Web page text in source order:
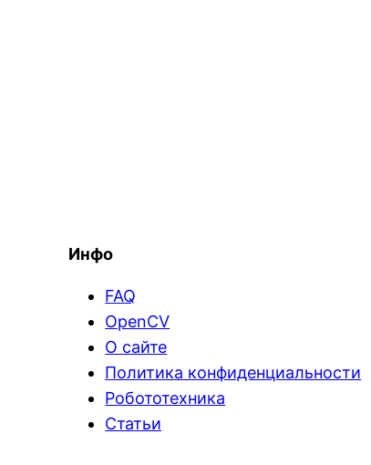
Инфо
FAQ
OpenCV
О сайте
Политика конфиденциальности
Робототехника
Статьи